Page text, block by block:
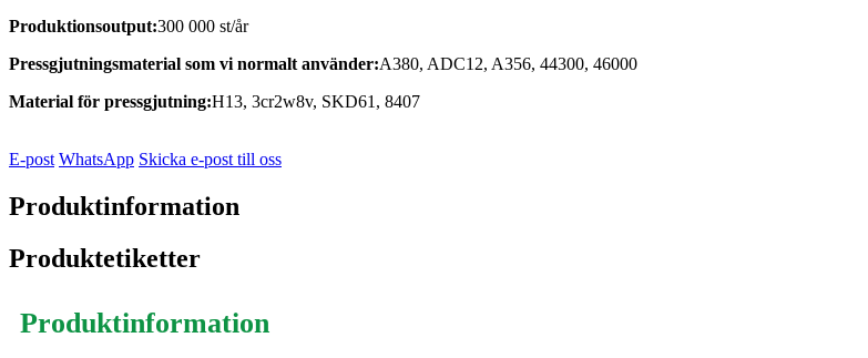
Produktionsoutput:300 000 st/år
Pressgjutningsmaterial som vi normalt använder:A380, ADC12, A356, 44300, 46000
Material för pressgjutning:H13, 3cr2w8v, SKD61, 8407
E-post WhatsApp Skicka e-post till oss
Produktinformation
Produktetiketter
Produktinformation